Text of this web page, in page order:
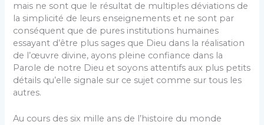
mais ne sont que le résultat de multiples déviations de
la simplicité de leurs enseignements et ne sont par
conséquent que de pures institutions humaines
essayant d’être plus sages que Dieu dans la réalisation
de l’œuvre divine, ayons pleine confiance dans la
Parole de notre Dieu et soyons attentifs aux plus petits
détails qu’elle signale sur ce sujet comme sur tous les
autres.
Au cours des six mille ans de l’histoire du monde